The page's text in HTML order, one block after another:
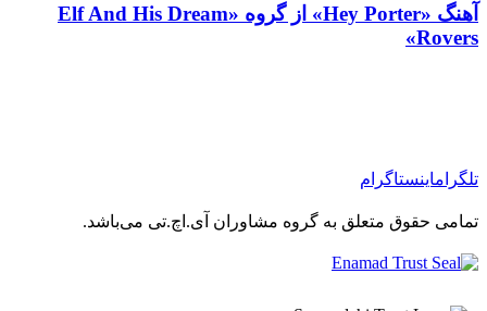
آهنگ «Hey Porter» از گروه «Elf And His Dream
Rovers»
تلگراماینستاگرام
تمامی حقوق متعلق به گروه مشاوران آی.اچ.تی می‌باشد.